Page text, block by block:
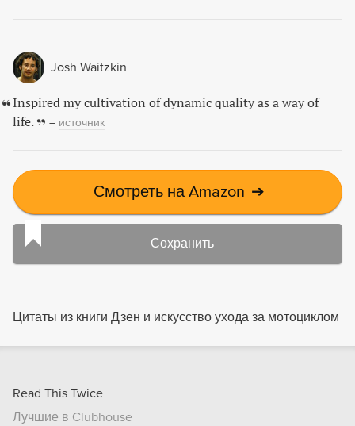
Josh Waitzkin
Inspired my cultivation of dynamic quality as a way of
life.
– источник
Смотреть на Amazon ➔
Сохранить
Цитаты из книги Дзен и искусство ухода за мотоциклом
Read This Twice
Лучшие в Clubhouse